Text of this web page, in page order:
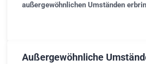
außergewöhnlichen Umständen
Außergewöhnliche